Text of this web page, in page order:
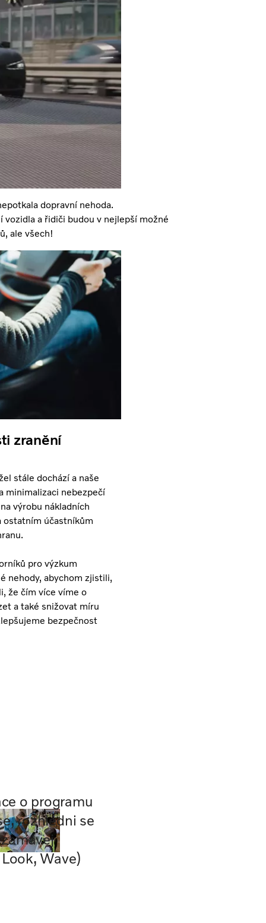
dopravní nehoda.
a řidiči budou v nejlepší možné
ale všech!
zranění
stále dochází a naše
minimalizaci nebezpečí
výrobu nákladních
ostatním účastníkům
pro výzkum
nehody, abychom zjistili,
že čím více víme o
a také snižovat míru
bezpečnost
o programu
rozhlédni se
Wave)